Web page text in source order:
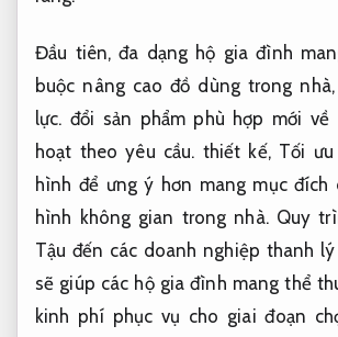
Đầu tiên, đa dạng hộ gia đình
buộc nâng cao đồ dùng trong nhà,
lực. đổi sản phẩm phù hợp mới về
hoạt theo yêu cầu. thiết kế, Tối
hình để ưng ý hơn mang mục đích
hình không gian trong nhà. Quy
Tậu đến các doanh nghiệp thanh
sẽ giúp các hộ gia đình mang thể
kinh phí phục vụ cho giai đoạn